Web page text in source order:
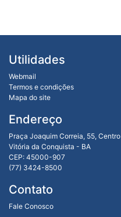
Utilidades
Webmail
Termos e condições
Mapa do site
Endereço
Praça Joaquim Correia, 55, Centro
Vitória da Conquista - BA
CEP: 45000-907
(77) 3424-8500
Contato
Fale Conosco